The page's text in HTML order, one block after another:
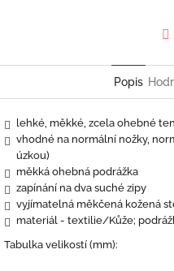
Popis
lehké, měkké, zcela ohebné
vhodné na normální nožky,
úzkou)
měkká ohebná podrážka
zapínání na dva suché zipy
vyjímatelná měkčená kožená
materiál - textilie/Kůže;
Tabulka velikostí (mm):